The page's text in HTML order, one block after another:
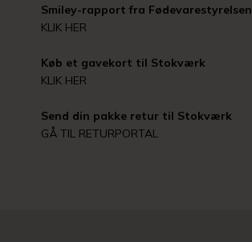
Smiley-rapport fra Fødevarestyrelsen
KLIK HER
Køb et gavekort til Stokværk
KLIK HER
Send din pakke retur til Stokværk
GÅ TIL RETURPORTAL